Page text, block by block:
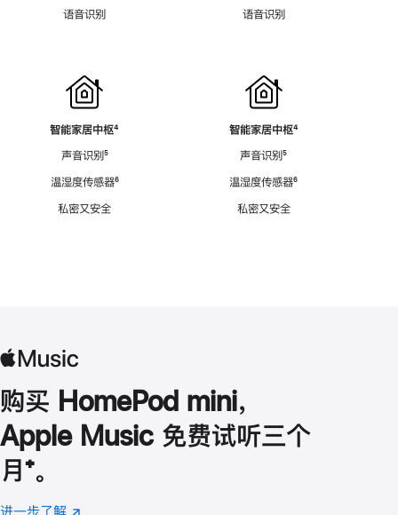
语音识别
智能家居中枢脚
⁴
声音识别脚
⁵
温湿度传感器脚
⁶
私密又安全
语音识别
智能家居中枢脚
⁴
声音识别脚
⁵
温湿度传感器脚
⁶
私密又安全
购买 HomePod mini，
Apple Music 免费试听三个
月 脚
注
⁺。
进一步了解 Apple
(在